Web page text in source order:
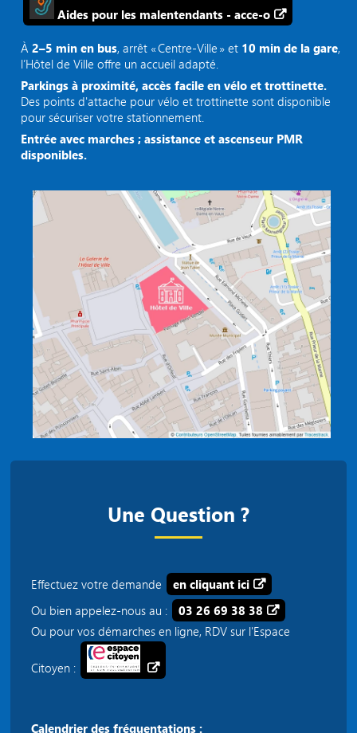
Aides pour les malentendants - acce-o
À2–5 min en bus, arrêt « Centre‑Ville » et 10 min de la gare,
l’Hôtel de Ville offre un accueil adapté.
Parkings à proximité, accès facile en vélo et trottinette.
Des points d'attache pour vélo et trottinette sont disponible
pour sécuriser votre stationnement.
Entrée avec marches ; assistance et ascenseur PMR
disponibles.
Une Question ?
Effectuez votre demande
en cliquant ici
Ou bien appelez-nous au :
03 26 69 38 38
Ou pour vos démarches en ligne, RDV sur l'Espace
Citoyen :
Calendrier des fréquentations :